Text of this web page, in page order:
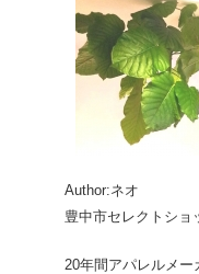
Author:ネオ
豊中市セレクトショ
20年間アパレルメ